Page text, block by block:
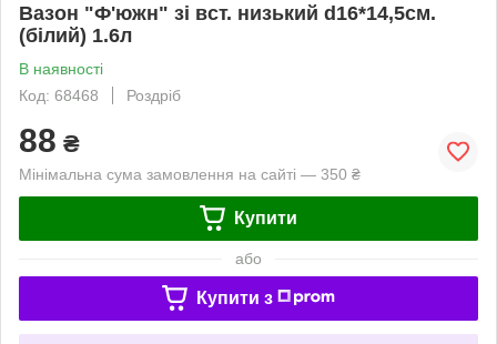
Вазон "Ф'южн" зі вст. низький d16*14,5см.
(білий) 1.6л
В наявності
Код: 68468
Роздріб
88 ₴
Мінімальна сума замовлення на сайті — 350 ₴
Купити
або
Купити з